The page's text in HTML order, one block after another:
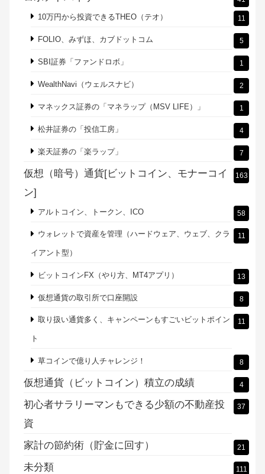
OwnersBook（オーナーズブック） 7
SBIソーシャルレンディング 8
クラウドクレジット 7
クラウドバンク 26
ラッキーバンク 3
ロボアドバイザー 41
10万円から投資できるTHEO（テオ） 11
FOLIO、みずほ、カブドットコム 5
WealthNavi（ウェルスナビ） 2
マネックス証券の「マネラップ（MSV LIFE）」 1
松井証券の「投信工房」
楽天証券の「楽ラップ」 7
仮想（暗号）通貨[ビットコイン、モナーコイ
ン]
163
ウォレットで資産を管理（ハードウェア、ウェブ、クラ
イアント型）
11
ビットコインFX（やり方、MT4アプリ） 13
取り扱い通貨多く、キャンペーンもすごいビットポイン
ト
11